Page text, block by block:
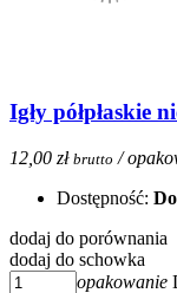
Igły półpłaskie
12,00 zł brutto /
Dostępność:
dodaj do porównania
dodaj do schowka
opakowanie